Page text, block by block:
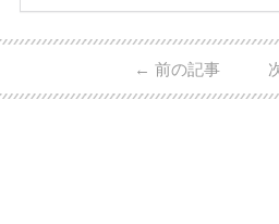
ーウィンストンやカル
日本で人気のブランド
・愛用している芸能人
← 前の記事